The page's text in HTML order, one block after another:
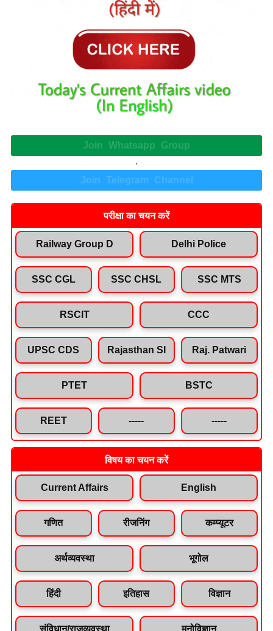
Join Whatsapp Group
.
Join Telegram Channel
परीक्षा का चयन करें
Railway Group D Delhi Police
SSC CGL SSC CHSL SSC MTS
RSCIT CCC
UPSC CDS Rajasthan SI Raj. Patwari
PTET BSTC
REET ----- -----
विषय का चयन करें
Current Affairs English
गणित रीजनिंग कम्प्यूटर
अर्थव्यवस्था भूगोल
हिंदी इतिहास विज्ञान
संविधान/राजव्यवस्था मनोविज्ञान